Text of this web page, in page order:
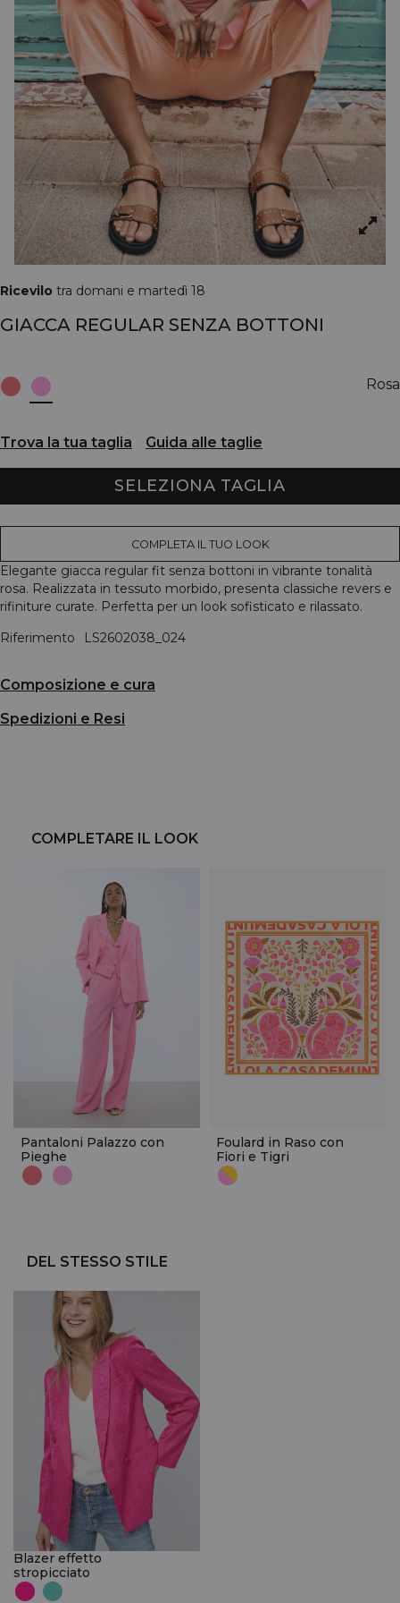
Ricevilo tra domani e martedì 18
GIACCA REGULAR SENZA BOTTONI
Rosa
Trova la tua taglia Guida alle taglie
SELEZIONA TAGLIA
COMPLETA IL TUO LOOK
Elegante giacca regular fit senza bottoni in vibrante tonalità
rosa. Realizzata in tessuto morbido, presenta classiche revers e
rifiniture curate. Perfetta per un look sofisticato e rilassato.
Riferimento
LS2602038_024
Composizione e cura
Spedizioni e Resi
COMPLETARE IL LOOK
Pantaloni Palazzo con
Pieghe
Foulard in Raso con
Fiori e Tigri
DEL STESSO STILE
Blazer effetto
stropicciato